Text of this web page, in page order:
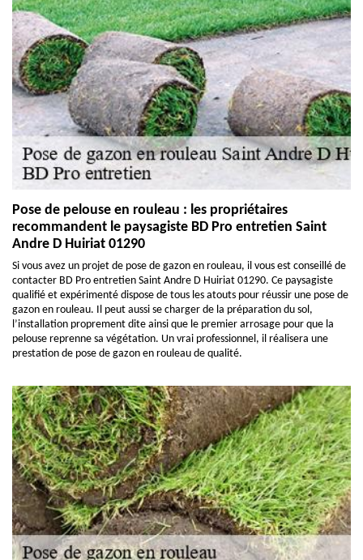
Pose de pelouse en rouleau : les propriétaires
recommandent le paysagiste BD Pro entretien Saint
Andre D Huiriat 01290
Si vous avez un projet de pose de gazon en rouleau, il vous est conseillé de
contacter BD Pro entretien Saint Andre D Huiriat 01290. Ce paysagiste
qualifié et expérimenté dispose de tous les atouts pour réussir une pose de
gazon en rouleau. Il peut aussi se charger de la préparation du sol,
l’installation proprement dite ainsi que le premier arrosage pour que la
pelouse reprenne sa végétation. Un vrai professionnel, il réalisera une
prestation de pose de gazon en rouleau de qualité.